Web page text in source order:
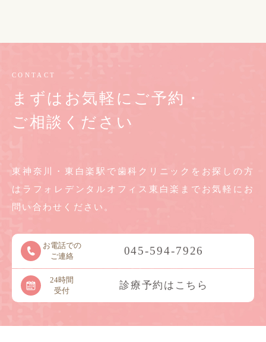
CONTACT
まずはお気軽にご予約・
ご相談ください
東神奈川・東白楽駅で歯科クリニックをお探しの方
は ラフォレデンタルオフィス東白楽までお気軽に お
問い合わせください。
お電話での
ご連絡
045-594-7926
24時間
受付
診療予約はこちら